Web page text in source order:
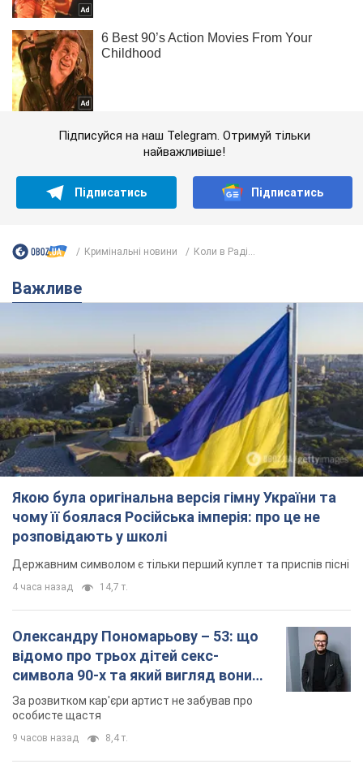
Підписуйся на наш Telegram. Отримуй тільки
найважливіше!
Підписатись Підписатись
Кримінальні новини Коли в Раді...
Важливе
Якою була оригінальна версія гімну України та
чому її боялася Російська імперія: про це не
розповідають у школі
Державним символом є тільки перший куплет та приспів пісні
4 часа назад 14,7 т.
Олександру Пономарьову – 53: що
відомо про трьох дітей секс-
символа 90-х та який вигляд вони
мають
За розвитком кар'єри артист не забував про
особисте щастя
9 часов назад 8,4 т.